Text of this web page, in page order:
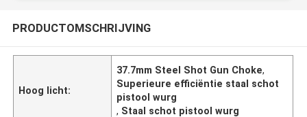
PRODUCTOMSCHRIJVING
Hoog licht:
37.7mm Steel Shot Gun Choke,
Superieure efficiëntie staal schot
pistool wurg
, Staal schot pistool wurg